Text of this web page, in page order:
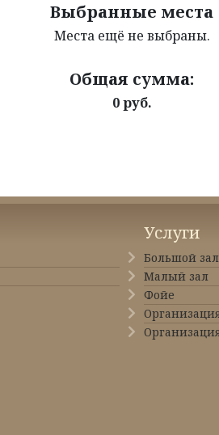
Выбранные места
Места ещё не выбраны.
Общая сумма:
0 руб.
Услуги
Большой зал
Малый зал
Фойе